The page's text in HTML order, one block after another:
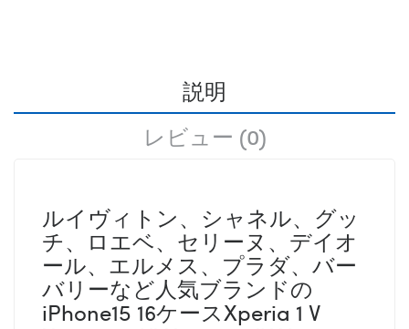
説明
レビュー (0)
ルイヴィトン、シャネル、グッ
チ、ロエベ、セリーヌ、デイオ
ール、エルメス、プラダ、バー
バリーなど人気ブランドの
iPhone15 16ケースXperia 1 V